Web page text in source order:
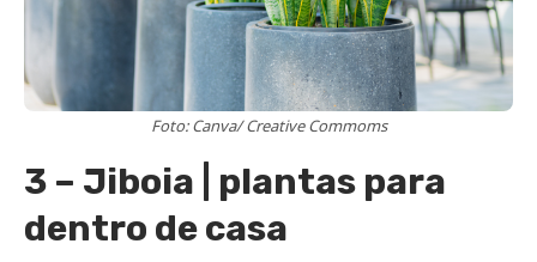
Foto: Canva/ Creative Commoms
3 – Jiboia | plantas para
dentro de casa